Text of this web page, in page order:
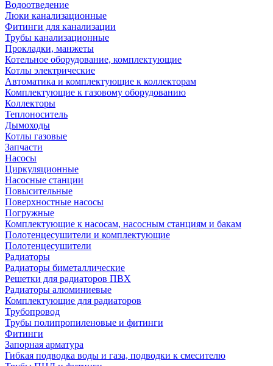
Водоотведение
Люки канализационные
Фитинги для канализации
Трубы канализационные
Прокладки, манжеты
Котельное оборудование, комплектующие
Котлы электрические
Автоматика и комплектующие к коллекторам
Комплектующие к газовому оборудованию
Коллекторы
Теплоноситель
Дымоходы
Котлы газовые
Запчасти
Насосы
Циркуляционные
Насосные станции
Повысительные
Поверхностные насосы
Погружные
Комплектующие к насосам, насосным станциям и бакам
Полотенцесушители и комплектующие
Полотенцесушители
Радиаторы
Радиаторы биметаллические
Решетки для радиаторов ПВХ
Радиаторы алюминиевые
Комплектующие для радиаторов
Трубопровод
Трубы полипропиленовые и фитинги
Фитинги
Запорная арматура
Гибкая подводка воды и газа, подводки к смесителю